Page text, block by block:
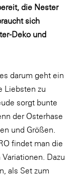
die Nester
sich
Deko und
darum geht ein
Liebsten zu
sorgt bunte
der Osterhase
und Größen.
findet man die
Dazu
als Set zum